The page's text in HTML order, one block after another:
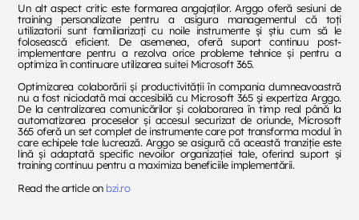
Un alt aspect critic este formarea angajaților. Arggo oferă sesiuni de
training personalizate pentru a asigura managementul că toți
utilizatorii sunt familiarizați cu noile instrumente și știu cum să le
folosească eficient. De asemenea, oferă suport continuu post-
implementare pentru a rezolva orice probleme tehnice și pentru a
optimiza în continuare utilizarea suitei Microsoft 365.
Optimizarea colaborării și productivității în compania dumneavoastră
nu a fost niciodată mai accesibilă cu Microsoft 365 și expertiza Arggo.
De la centralizarea comunicărilor și colaborarea în timp real până la
automatizarea proceselor și accesul securizat de oriunde, Microsoft
365 oferă un set complet de instrumente care pot transforma modul în
care echipele tale lucrează. Arggo se asigură că această tranziție este
lină și adaptată specific nevoilor organizației tale, oferind suport și
training continuu pentru a maximiza beneficiile implementării.
Read the article on bzi.ro